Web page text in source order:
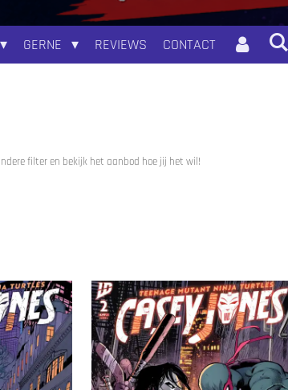
GERNE REVIEWS CONTACT
filter en bekijk het aanbod hoe jij het wil!